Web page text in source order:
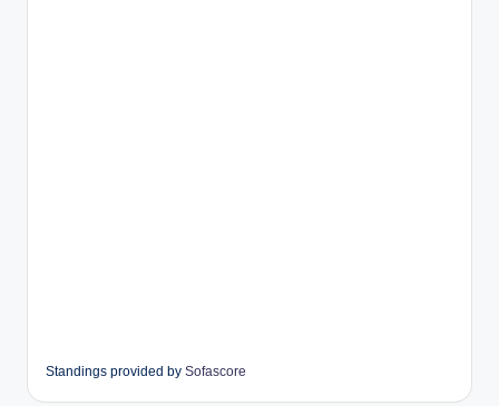
Standings provided by Sofascore